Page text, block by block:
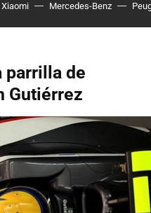
Xiaomi Mercedes-Benz
parrilla de
Gutiérrez